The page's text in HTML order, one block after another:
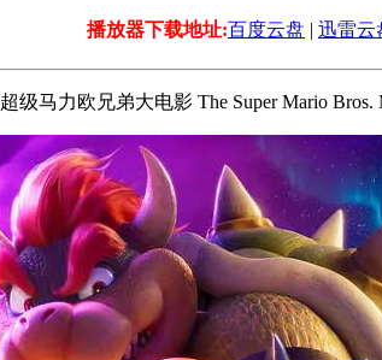
播放器下载地址:百度云盘 | 迅雷云
超级马力欧兄弟大电影 The Super Mario Bros.